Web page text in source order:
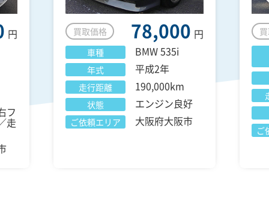
円
フ
走
買取価格 78,000 円
車種 BMW535i
年式 平成2年
走行距離 190,000km
状態 エンジン良好
ご依頼エリア 大阪府大阪市
ご